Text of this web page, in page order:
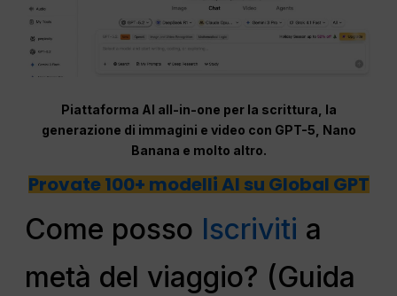
Piattaforma AI all-in-one per la scrittura, la
generazione di immagini e video con GPT-5, Nano
Banana e molto altro.
Provate 100+ modelli AI su Global GPT
Come posso Iscriviti a
metà del viaggio? (Guida